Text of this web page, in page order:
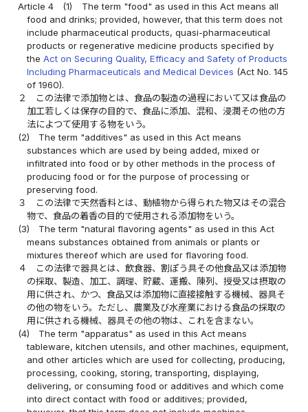
Article 4
(1)
The term "food" as used in this Act means all
food and drinks; provided, however, that this term does not
include pharmaceutical products, quasi-pharmaceutical
products or regenerative medicine products specified by
theAct on Securing Quality, Efficacy and Safety of Products
Including Pharmaceuticals and Medical Devices (Act No. 145
of 1960).
２
この法律で添加物とは、食品の製造の過程において又は食品の
加工若しくは保存の目的で、食品に添加、混和、浸潤その他の方
法によつて使用する物をいう。
(2)
The term "additives" as used in this Act means
substances which are used by being added, mixed or
infiltrated into food or by other methods in the process of
producing food or for the purpose of processing or
preserving food.
３
この法律で天然香料とは、動植物から得られた物又はその混合
物で、食品の着香の目的で使用される添加物をいう。
(3)
The term "natural flavoring agents" as used in this Act
means substances obtained from animals or plants or
mixtures thereof which are used for flavoring food.
４
この法律で器具とは、飲食器、割ぽう具その他食品又は添加物
の採取、製造、加工、調理、貯蔵、運搬、陳列、授受又は摂取の
用に供され、かつ、食品又は添加物に直接接触する機械、器具そ
の他の物をいう。ただし、農業及び水産業における食品の採取の
用に供される機械、器具その他の物は、これを含まない。
(4)
The term "apparatus" as used in this Act means
tableware, kitchen utensils, and other machines, equipment,
and other articles which are used for collecting, producing,
processing, cooking, storing, transporting, displaying,
delivering, or consuming food or additives and which come
into direct contact with food or additives; provided,